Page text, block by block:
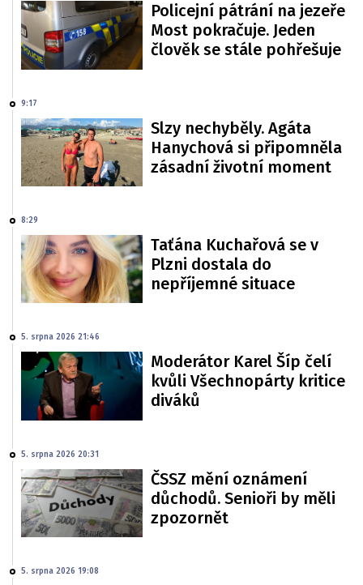
Policejní pátrání na jezeře
Most pokračuje. Jeden
člověk se stále pohřešuje
9:17
Slzy nechyběly. Agáta
Hanychová si připomněla
zásadní životní moment
8:29
Taťána Kuchařová se v
Plzni dostala do
nepříjemné situace
5. srpna 2026 21:46
Moderátor Karel Šíp čelí
kvůli Všechnopárty kritice
diváků
5. srpna 2026 20:31
ČSSZ mění oznámení
důchodů. Senioři by měli
zpozornět
5. srpna 2026 19:08